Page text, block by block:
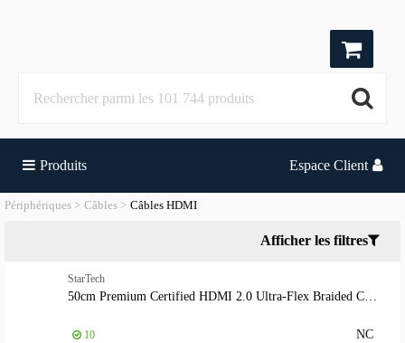
Produits Espace Client
Périphériques Câbles Câbles HDMI
Afficher les filtres
StarTech
50cm Premium Certified HDMI 2.0 Ultra-Flex Braided Cable
NC
10